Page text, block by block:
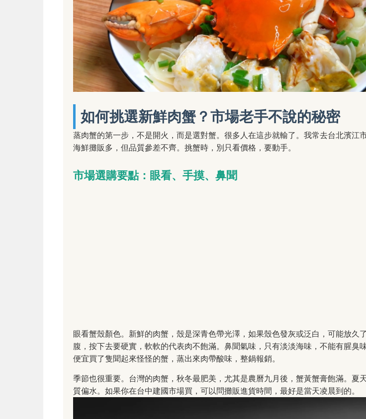
如何挑選新鮮肉蟹？市場老手不說的秘密
蒸肉蟹的第一步，不是開火，而是選對蟹。很多人在這步就輸了。我常去台北濱江
海鮮攤販多，但品質參差不齊。挑蟹時，別只看價格，要動手。
市場選購要點：眼看、手摸、鼻聞
眼看蟹殼顏色。新鮮的肉蟹，殼是深青色帶光澤，如果殼色發灰或泛白，可能放久
腹，按下去要硬實，軟軟的代表肉不飽滿。鼻聞氣味，只有淡淡海味，不能有腥臭
便宜買了隻聞起來怪怪的蟹，蒸出來肉帶酸味，整鍋報銷。
季節也很重要。台灣的肉蟹，秋冬最肥美，尤其是農曆九月後，蟹黃蟹膏飽滿。夏
質偏水。如果你在台中建國市場買，可以問攤販進貨時間，最好是當天凌晨到的。